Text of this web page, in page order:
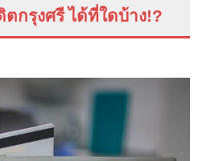
ตกรุงศรี ได้ที่ใดบ้าง!?